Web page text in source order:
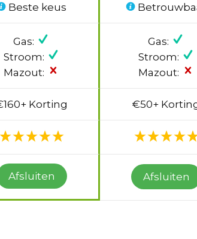
Beste keus
Gas:
Stroom:
Mazout:
Gas:
Stroom:
Mazout:
Korting €50+
Afsluiten Afsluiten